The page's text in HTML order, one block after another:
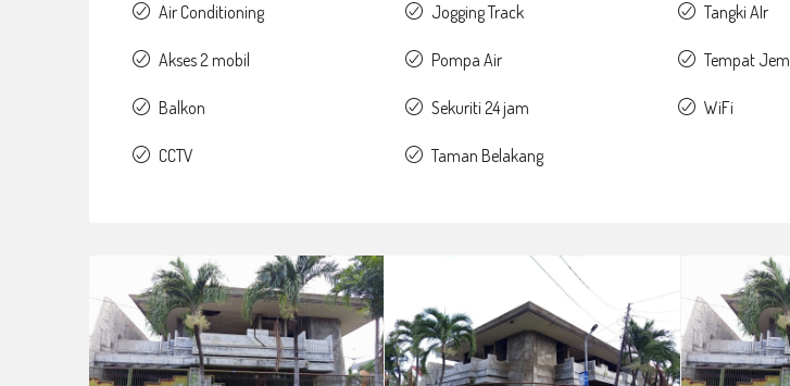
Air Conditioning
Akses 2 mobil
Balkon
CCTV
Jogging Track
Pompa Air
Sekuriti 24 jam
Taman Belakang
Tangki AIr
Tempat
WiFi